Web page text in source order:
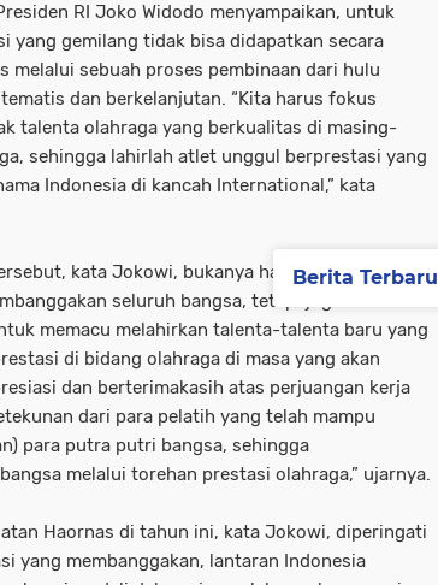
RI Joko Widodo menyampaikan, untuk
yang gemilang tidak bisa didapatkan secara
melalui sebuah proses pembinaan dari hulu
dan berkelanjutan. “Kita harus fokus
talenta olahraga yang berkualitas di masing-
sehingga lahirlah atlet unggul berprestasi yang
Indonesia di kancah International,” kata
kata Jokowi, bukanya hanya mampu
seluruh bangsa, tetapi juga harus
memacu melahirkan talenta-talenta baru yang
di bidang olahraga di masa yang akan
dan berterimakasih atas perjuangan kerja
dari para pelatih yang telah mampu
para putra putri bangsa, sehingga
melalui torehan prestasi olahraga,” ujarnya.
Haornas di tahun ini, kata Jokowi, diperingati
yang membanggakan, lantaran Indonesia
Berita Terbaru